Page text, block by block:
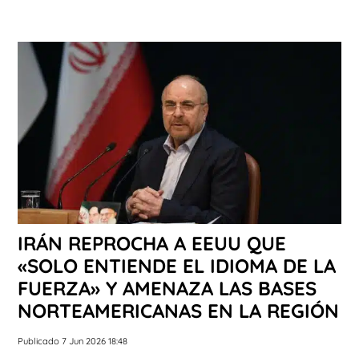
IRÁN REPROCHA A EEUU QUE
«SOLO ENTIENDE EL IDIOMA DE LA
FUERZA» Y AMENAZA LAS BASES
NORTEAMERICANAS EN LA REGIÓN
Publicado 7 Jun 2026 18:48